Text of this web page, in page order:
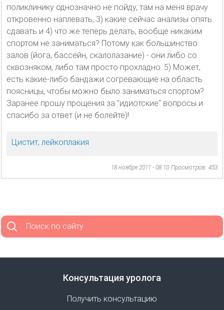
поликлинику однозначно не пойду, там на меня врачу
откровенно наплевать, 3) какие сейчас анализы опять
сдавать и 4) что же теперь делать, вообще никаким
спортом не заниматься? Потому как большинство
залов (йога, бассейн, скалолазание) - они либо со
сквозняком, либо там просто прохладно. 5) Может,
есть какие-либо бандажи согревающие на область
поясницы, чтобы можно было заниматься спортом?
Заранее прошу прощения за "идиотские" вопросы и
спасибо за ответ (и не болейте)!
Цистит, лейкоплакия
18 ноября 2011 - 08:10 Просмотров: 453
Поиск по сайту
Консультация уролога
Получить консультацию